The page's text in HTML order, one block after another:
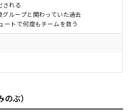
される
ループと関わっていた過去
ートで何度もチームを救う
ぶ）